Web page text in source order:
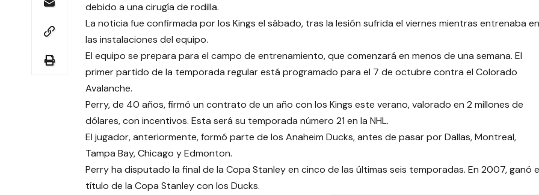
debido a una cirugía de rodilla.
La noticia fue confirmada por los Kings el sábado, tras la lesión sufrida el viernes mientras entrenaba en
las instalaciones del equipo.
El equipo se prepara para el campo de entrenamiento, que comenzará en menos de una semana. El
primer partido de la temporada regular está programado para el 7 de octubre contra el Colorado
Avalanche.
Perry, de 40 años, firmó un contrato de un año con los Kings este verano, valorado en 2 millones de
dólares, con incentivos. Esta será su temporada número 21 en la NHL.
El jugador, anteriormente, formó parte de los Anaheim Ducks, antes de pasar por Dallas, Montreal,
Tampa Bay, Chicago y Edmonton.
Perry ha disputado la final de la Copa Stanley en cinco de las últimas seis temporadas. En 2007, ganó
título de la Copa Stanley con los Ducks.